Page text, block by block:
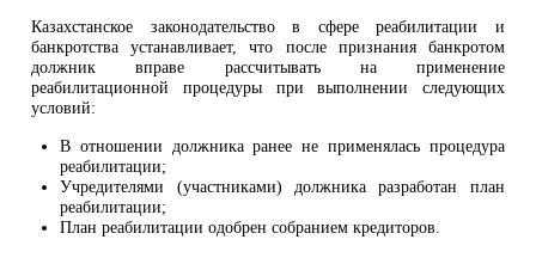
Казахстанское законодательство в сфере реабилитации и
банкротства устанавливает, что после признания банкротом
должник вправе рассчитывать на применение
реабилитационной процедуры при выполнении следующих
условий:
В отношении должника ранее не применялась процедура
реабилитации;
Учредителями (участниками) должника разработан план
реабилитации;
План реабилитации одобрен собранием кредиторов.